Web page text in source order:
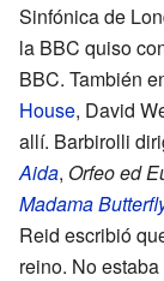
Sinfónica de
la BBC quiso
BBC. También
House, David
allí. Barbirolli
Aida, Orfeo ed
Madama
Reid escribió
reino. No